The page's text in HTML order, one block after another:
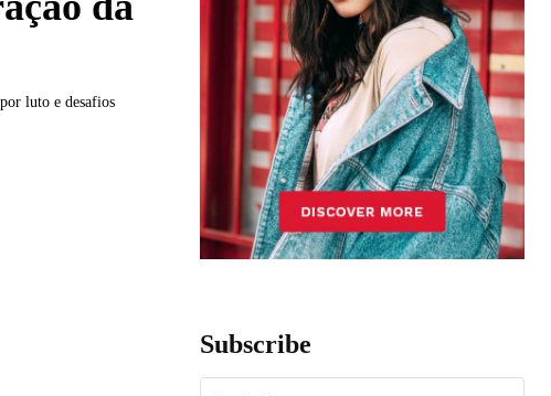
luto e desafios
Subscribe